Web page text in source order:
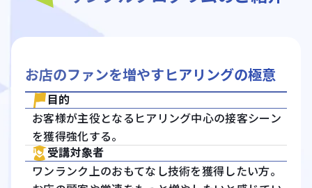
お店のファンを増やすヒアリングの極意
目的
お客様が主役となるヒアリング中心の接客シーン
を獲得強化する。
受講対象者
ワンランク上のおもてなし技術を獲得したい方。